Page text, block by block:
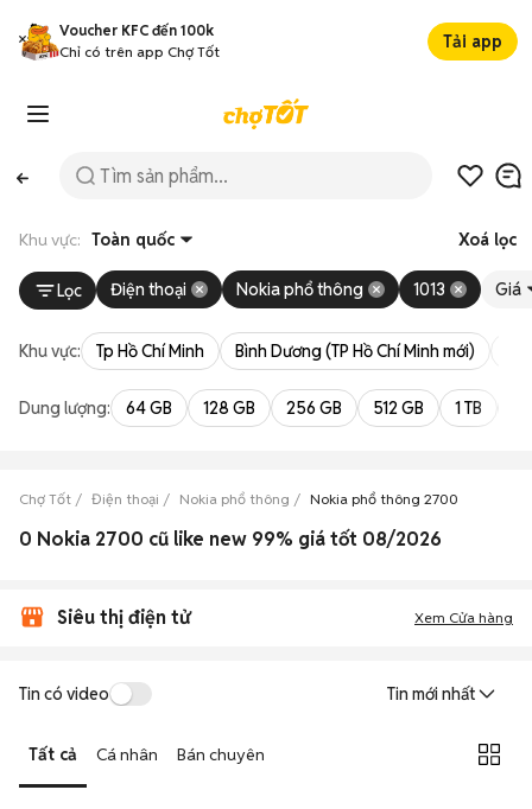
Voucher KFC đến 100k
Chỉ có trên app Chợ Tốt
Tải app
Khu vực: Toàn quốc Xoá lọc
Lọc Điện thoại Nokia phổ thông 1013 Giá
Khu vực: Tp Hồ Chí Minh Bình Dương (TP Hồ Chí Minh mới)
Dung lượng: 64 GB 128 GB 256 GB 512 GB 1 TB
Chợ Tốt Điện thoại Nokia phổ thông Nokia phổ thông 2700
0 Nokia 2700 cũ like new 99% giá tốt 08/2026
Siêu thị điện tử Xem Cửa hàng
Tin có video Tin mới nhất
Tất cả Cá nhân Bán chuyên